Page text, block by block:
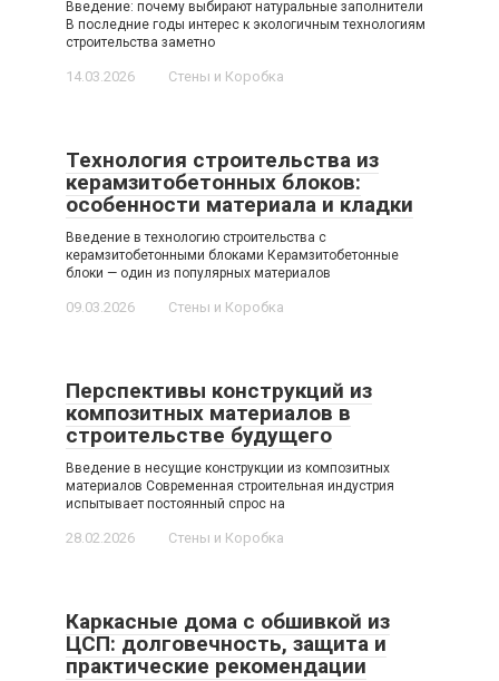
Введение: почему выбирают натуральные заполнители
В последние годы интерес к экологичным технологиям
строительства заметно
14.03.2026 Стены и Коробка
Технология строительства из
керамзитобетонных блоков:
особенности материала и кладки
Введение в технологию строительства с
керамзитобетонными блоками Керамзитобетонные
блоки — один из популярных материалов
09.03.2026 Стены и Коробка
Перспективы конструкций из
композитных материалов в
строительстве будущего
Введение в несущие конструкции из композитных
материалов Современная строительная индустрия
испытывает постоянный спрос на
28.02.2026 Стены и Коробка
Каркасные дома с обшивкой из
ЦСП: долговечность, защита и
практические рекомендации